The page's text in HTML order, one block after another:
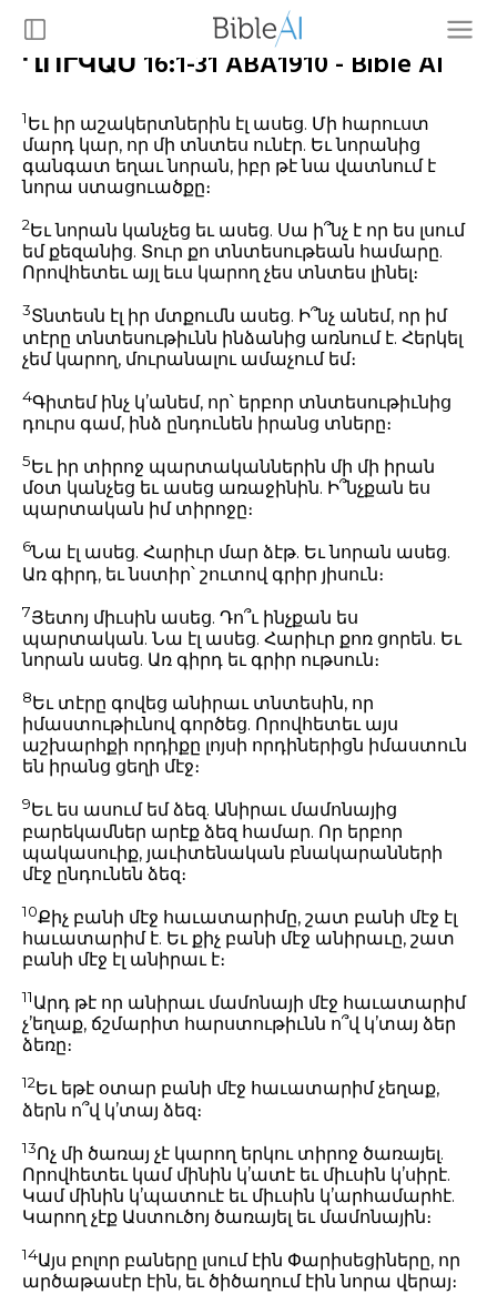
ՂՈՒԿԱՍ 16:1-31 ABA1910 - Bible AI
1Եւ իր աշակերտներին էլ ասեց. Մի հարուստ
մարդ կար, որ մի տնտես ունէր. Եւ նորանից
գանգատ եղաւ նորան, իբր թէ նա վատնում է
նորա ստացուածքը։
2Եւ նորան կանչեց եւ ասեց. Սա ի՞նչ է որ ես լսում
եմ քեզանից. Տուր քո տնտեսութեան համարը.
Որովհետեւ այլ եւս կարող չես տնտես լինել։
3Տնտեսն էլ իր մտքումն ասեց. Ի՞նչ անեմ, որ իմ
տէրը տնտեսութիւնն ինձանից առնում է. Հերկել
չեմ կարող, մուրանալու ամաչում եմ։
4Գիտեմ ինչ կ’անեմ, որ՝ երբոր տնտեսութիւնից
դուրս գամ, ինձ ընդունեն իրանց տները։
5Եւ իր տիրոջ պարտականներին մի մի իրան
մօտ կանչեց եւ ասեց առաջինին. Ի՞նչքան ես
պարտական իմ տիրոջը։
6Նա էլ ասեց. Հարիւր մար ձէթ. Եւ նորան ասեց.
Առ գիրդ, եւ նստիր՝ շուտով գրիր յիսուն։
7Յետոյ միւսին ասեց. Դո՞ւ ինչքան ես
պարտական. Նա էլ ասեց. Հարիւր քոռ ցորեն. Եւ
նորան ասեց. Առ գիրդ եւ գրիր ութսուն։
8Եւ տէրը գովեց անիրաւ տնտեսին, որ
իմաստութիւնով գործեց. Որովհետեւ այս
աշխարհքի որդիքը լոյսի որդիներիցն իմաստուն
են իրանց ցեղի մէջ։
9Եւ ես ասում եմ ձեզ. Անիրաւ մամոնայից
բարեկամներ արէք ձեզ համար. Որ երբոր
պակասուիք, յաւիտենական բնակարանների
մէջ ընդունեն ձեզ։
10Քիչ բանի մէջ հաւատարիմը, շատ բանի մէջ էլ
հաւատարիմ է. Եւ քիչ բանի մէջ անիրաւը, շատ
բանի մէջ էլ անիրաւ է։
11Արդ թէ որ անիրաւ մամոնայի մէջ հաւատարիմ
չ’եղաք, ճշմարիտ հարստութիւնն ո՞վ կ’տայ ձեր
ձեռը։
12Եւ եթէ օտար բանի մէջ հաւատարիմ չեղաք,
ձերն ո՞վ կ’տայ ձեզ։
13Ոչ մի ծառայ չէ կարող երկու տիրոջ ծառայել.
Որովհետեւ կամ մինին կ’ատէ եւ միւսին կ’սիրէ.
Կամ մինին կ’պատուէ եւ միւսին կ’արհամարհէ.
Կարող չէք Աստուծոյ ծառայել եւ մամոնային։
14Այս բոլոր բաները լսում էին Փարիսեցիները, որ
արծաթասէր էին, եւ ծիծաղում էին նորա վերայ։